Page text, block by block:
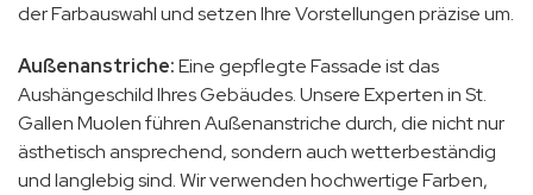
der Farbauswahl und setzen Ihre Vorstellungen präzise um.
Außenanstriche:Eine gepflegte Fassade ist das
Aushängeschild Ihres Gebäudes. Unsere Experten in St.
Gallen Muolen führen Außenanstriche durch, die nicht nur
ästhetisch ansprechend, sondern auch wetterbeständig
und langlebig sind. Wir verwenden hochwertige Farben,